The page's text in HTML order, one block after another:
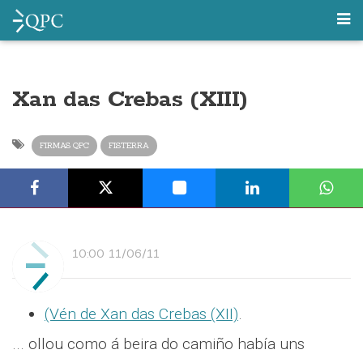
Xan das Crebas (XIII)
FIRMAS QPC FISTERRA
10:00 11/06/11
(Vén de Xan das Crebas (XII).
... ollou como á beira do camiño había uns